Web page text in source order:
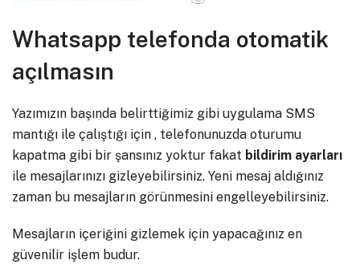
Whatsapp telefonda otomatik
açılmasın
Yazımızın başında belirttiğimiz gibi uygulama SMS
mantığı ile çalıştığı için , telefonunuzda oturumu
kapatma gibi bir şansınız yoktur fakat bildirim ayarları
ile mesajlarınızı gizleyebilirsiniz. Yeni mesaj aldığınız
zaman bu mesajların görünmesini engelleyebilirsiniz.
Mesajların içeriğini gizlemek için yapacağınız en
güvenilir işlem budur.